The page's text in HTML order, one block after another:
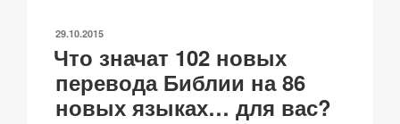
ОПУБЛИКОВАНО
29.10.2015
Что значат 102 новых
перевода Библии на 86
новых языках… для вас?